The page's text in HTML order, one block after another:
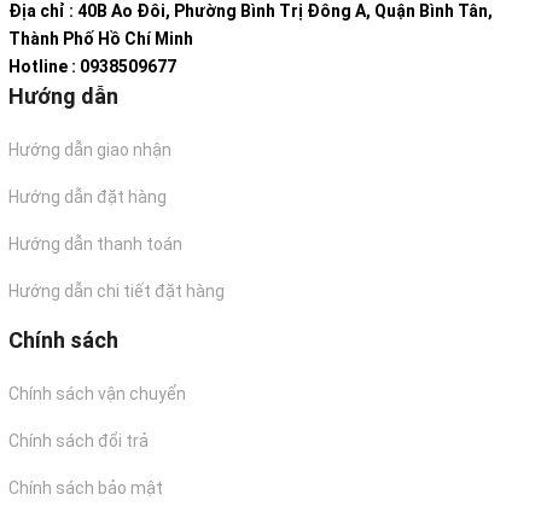
Địa chỉ : 40B Ao Đôi, Phường Bình Trị Đông A, Quận Bình Tân,
Thành Phố Hồ Chí Minh
Hotline : 0938509677
Hướng dẫn
Hướng dẫn giao nhận
Hướng dẫn đặt hàng
Hướng dẫn thanh toán
Hướng dẫn chi tiết đặt hàng
Chính sách
Chính sách vận chuyển
Chính sách đổi trả
Chính sách bảo mật